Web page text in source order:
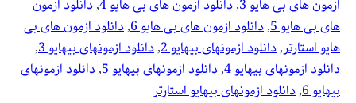
ازمون های بی هایو 3 , دانلود ازمون های بی هایو 4 , دانلود ازمون
های بی هایو 5 , دانلود ازمون های بی هایو 6 , دانلود ازمون های بی
هایو استارتر, دانلود ازمونهای بیهایو 2 , دانلود ازمونهای بیهایو 3 ,
دانلود ازمونهای بیهایو 4 , دانلود ازمونهای بیهایو 5 , دانلود ازمونهای
بیهایو 6 , دانلود ازمونهای بیهایو استارتر